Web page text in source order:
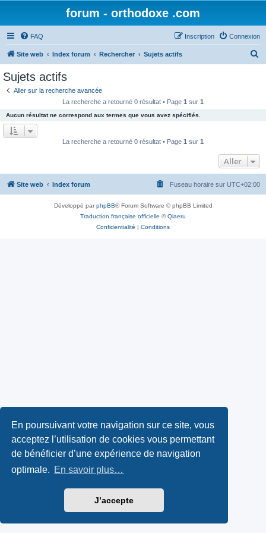
En poursuivant votre navigation sur ce site, vous
acceptez l’utilisation de cookies vous permettant
de bénéficier d’une expérience de navigation
optimale. En savoir plus…
J’accepte
forum - orthodoxe .com
FAQ Connexion
Inscription
Site web Index forum Rechercher Sujets actifs
e
r
Sujets actifs
Aller sur la recherche avancée
La recherche a retourné 0 résultat • Page 1 sur 1
Aucun résultat ne correspond aux termes que vous avez spécifiés.
La recherche a retourné 0 résultat • Page 1 sur 1
Aller
Site web Index forum Fuseau horaire sur UTC+02:00
Développé parphpBB® Forum Software © phpBB Limited
Traduction française officielle ©Qiaeru
Confidentialité | Conditions